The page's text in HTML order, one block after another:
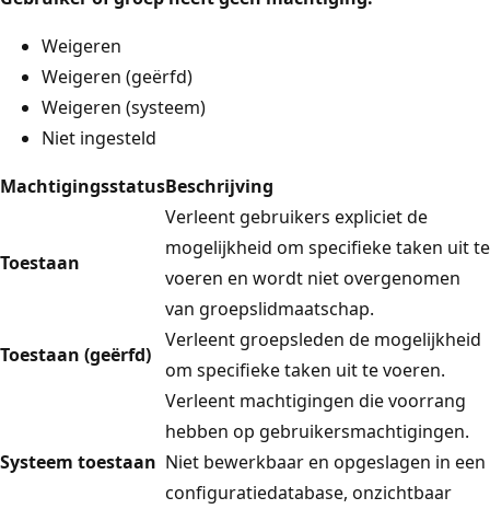
Weigeren
Weigeren (geërfd)
Weigeren (systeem)
Niet ingesteld
MachtigingsstatusBeschrijving
Toestaan
Verleent gebruikers expliciet de
mogelijkheid om specifieke taken uit te
voeren en wordt niet overgenomen
van groepslidmaatschap.
Toestaan (geërfd)
Verleent groepsleden de mogelijkheid
om specifieke taken uit te voeren.
Systeem toestaan
Verleent machtigingen die voorrang
hebben op gebruikersmachtigingen.
Niet bewerkbaar en opgeslagen in een
configuratiedatabase, onzichtbaar